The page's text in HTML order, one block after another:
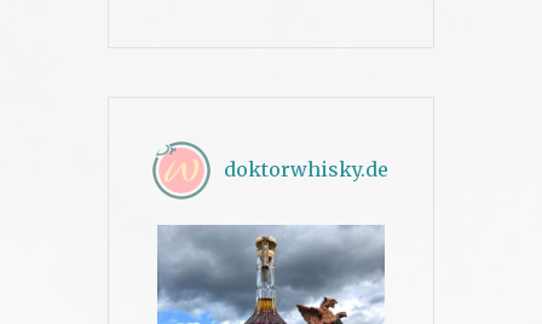
doktorwhisky.de